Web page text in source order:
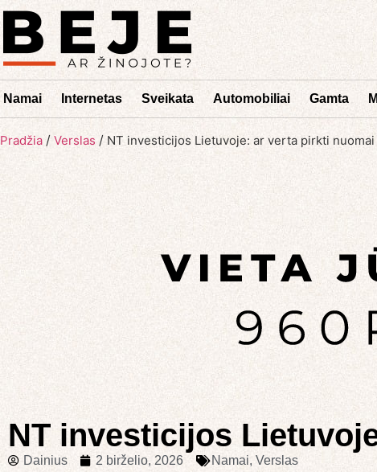
Namai Internetas Sveikata Automobiliai Gamta
Pradžia / Verslas / NT investicijos Lietuvoje: ar verta pirkti nuomai
NT investicijos
Dainius 2 birželio, 2026 Namai, Verslas